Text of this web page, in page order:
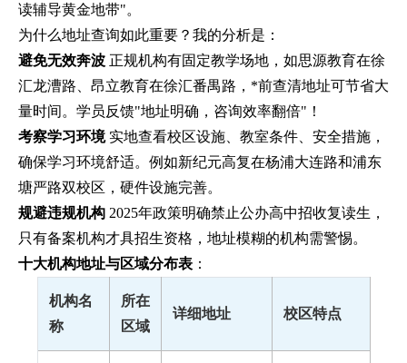
读辅导黄金地带"。
为什么地址查询如此重要？我的分析是：
避免无效奔波 正规机构有固定教学场地，如思源教育在徐
汇龙漕路、昂立教育在徐汇番禺路，*前查清地址可节省大
量时间。学员反馈"地址明确，咨询效率翻倍"！
考察学习环境实地查看校区设施、教室条件、安全措施，
确保学习环境舒适。例如新纪元高复在杨浦大连路和浦东
塘严路双校区，硬件设施完善。
规避违规机构 2025年政策明确禁止公办高中招收复读生，
只有备案机构才具招生资格，地址模糊的机构需警惕。
十大机构地址与区域分布表 ：
机构名
称
所在
区域
详细地址 校区特点